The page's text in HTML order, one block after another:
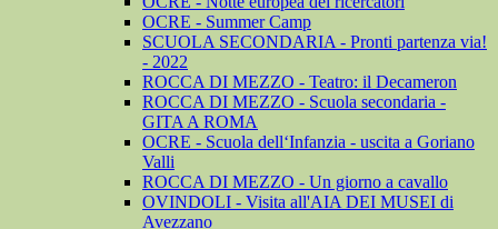
OCRE - Summer Camp
SCUOLA SECONDARIA - Pronti partenza via!
- 2022
ROCCA DI MEZZO - Teatro: il Decameron
ROCCA DI MEZZO - Scuola secondaria -
GITA A ROMA
OCRE - Scuola dell‘Infanzia - uscita a Goriano
Valli
ROCCA DI MEZZO - Un giorno a cavallo
OVINDOLI - Visita all'AIA DEI MUSEI di
Avezzano